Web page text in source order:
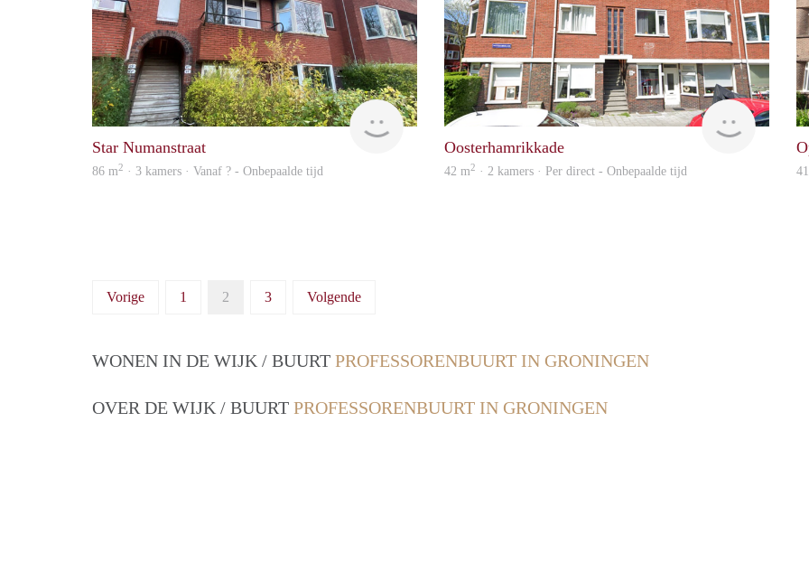
GrunoVerhuur
Star Numanstraat
86 m2 · 3 kamers · Vanaf ? - Onbepaalde tijd
Oosterhamrikkade
42 m2 · 2 kamers · Per direct - Onbepaalde tijd
Vorige 1 2 3 Volgende
WONEN IN DE WIJK / BUURT PROFESSORENBUURT IN GRONINGEN
OVER DE WIJK / BUURT PROFESSORENBUURT IN GRONINGEN